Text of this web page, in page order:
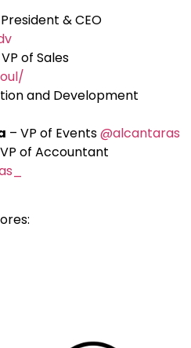
& CEO
of Sales
and Development
– VP of Events@alcantaras
of Accountant